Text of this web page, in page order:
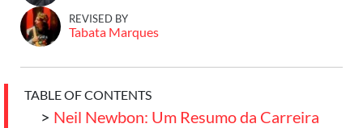
REVISED BY
Tabata Marques
TABLE OF CONTENTS
> Neil Newbon: Um Resumo da Carreira